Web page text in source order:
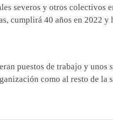
severos y otros
cumplirá 40 años en 2022
puestos de trabajo y
como al resto de la